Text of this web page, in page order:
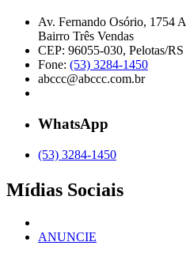
Av. Fernando Osório, 1754 A
Bairro Três Vendas
CEP: 96055-030, Pelotas/RS
Fone: (53) 3284-1450
abccc@abccc.com.br
WhatsApp
(53) 3284-1450
Mídias Sociais
ANUNCIE